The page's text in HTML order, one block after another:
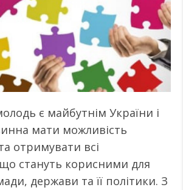
є майбутнім України і
мати можливість
отримувати всі
стануть корисними для
держави та її політики. З